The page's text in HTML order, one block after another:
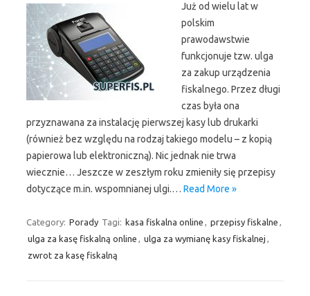
Już od wielu lat w
polskim
prawodawstwie
funkcjonuje tzw. ulga
za zakup urządzenia
fiskalnego. Przez długi
czas była ona
przyznawana za instalację pierwszej kasy lub drukarki
(również bez względu na rodzaj takiego modelu – z kopią
papierowa lub elektroniczną). Nic jednak nie trwa
wiecznie… Jeszcze w zeszłym roku zmieniły się przepisy
dotyczące m.in. wspomnianej ulgi.… Read More »
Category: Porady Tagi: kasa fiskalna online , przepisy fiskalne ,
ulga za kasę fiskalną online , ulga za wymianę kasy fiskalnej ,
zwrot za kasę fiskalną